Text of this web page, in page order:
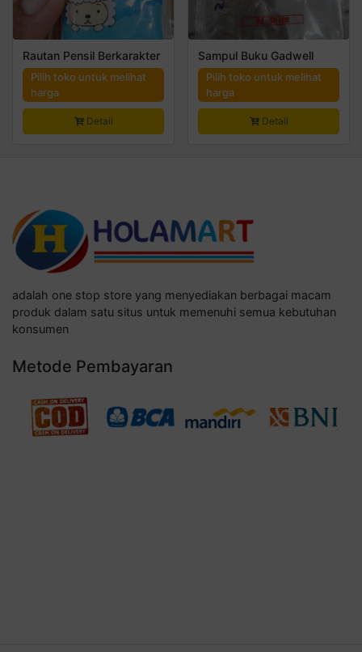
Rautan Pensil Berkarakter
Pilih toko untuk melihat
harga
Detail
Sampul Buku Gadwell
Pilih toko untuk melihat
harga
Detail
adalah one stop store yang menyediakan berbagai macam
produk dalam satu situs untuk memenuhi semua kebutuhan
konsumen
Metode Pembayaran